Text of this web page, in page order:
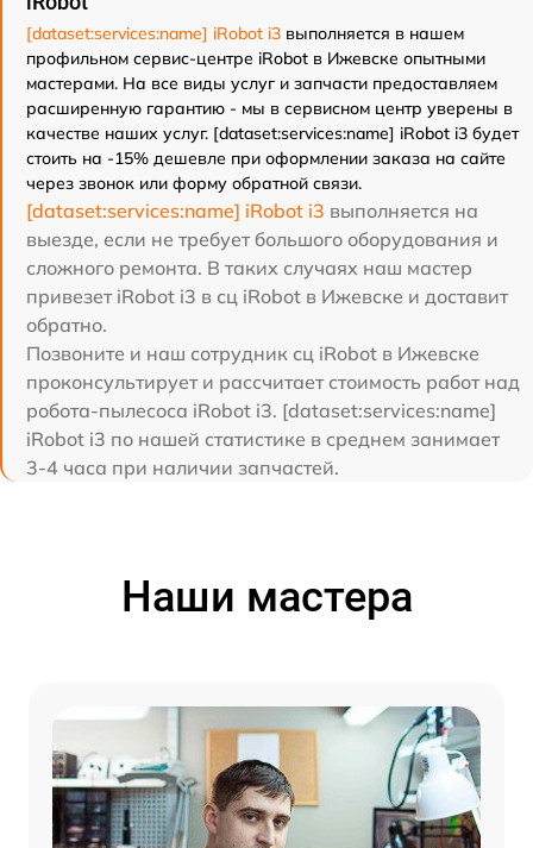
[dataset:services:name] iRobot i3 выполняется в нашем
профильном сервис-центре iRobot в Ижевске опытными
мастерами. На все виды услуг и запчасти предоставляем
расширенную гарантию - мы в сервисном центр уверены в
качестве наших услуг. [dataset:services:name] iRobot i3 будет
стоить на -15% дешевле при оформлении заказа на сайте
через звонок или форму обратной связи.
[dataset:services:name] iRobot i3 выполняется на
выезде, если не требует большого оборудования и
сложного ремонта. В таких случаях наш мастер
привезет iRobot i3 в сц iRobot в Ижевске и доставит
обратно.
Позвоните и наш сотрудник сц iRobot в Ижевске
проконсультирует и рассчитает стоимость работ над
робота-пылесоса iRobot i3. [dataset:services:name]
iRobot i3 по нашей статистике в среднем занимает
3-4 часа при наличии запчастей.
Наши мастера